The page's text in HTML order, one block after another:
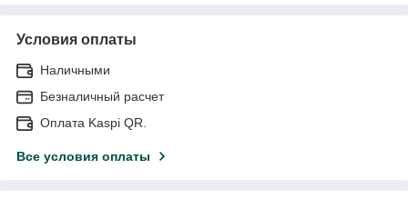
Условия оплаты
Наличными
Безналичный расчет
Оплата Kaspi QR.
Все условия оплаты